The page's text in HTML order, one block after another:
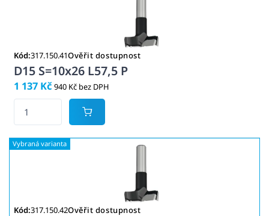
Kód:317.150.41Ověřit dostupnost
D15 S=10x26 L57,5 P
1 137 Kč 940 Kč bez DPH
Kód:317.150.42Ověřit dostupnost